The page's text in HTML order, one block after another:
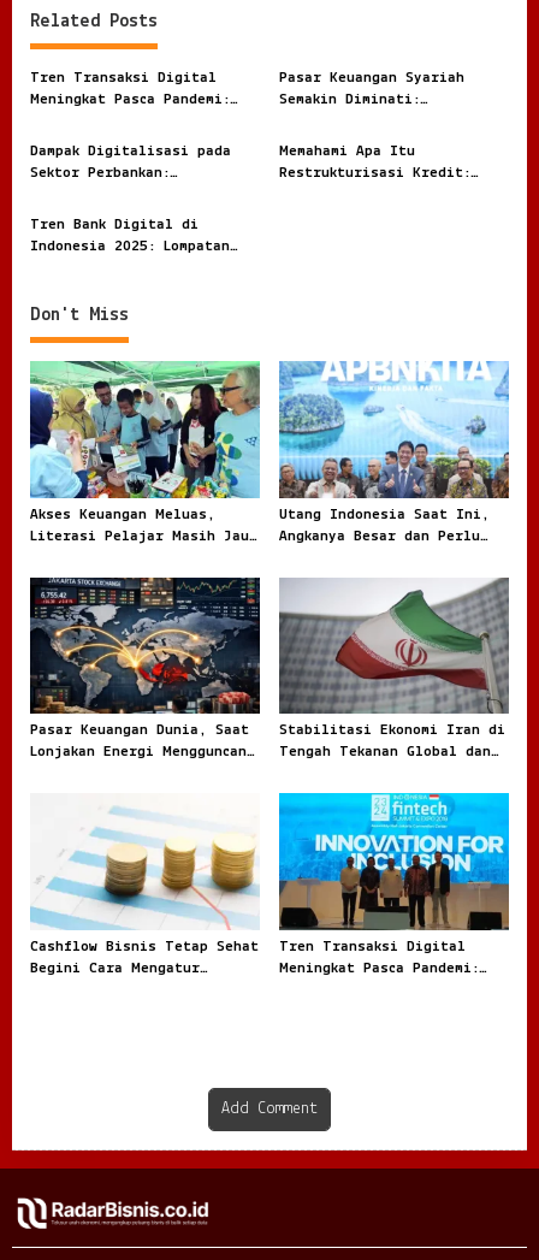
n
a
v
g
a
t
i
n
Related Posts
Tren Transaksi Digital
Meningkat Pasca Pandemi:
Modern
Pasar Keuangan Syariah
Semakin Diminati:
Finansial Modern
Dampak Digitalisasi pada
Sektor Perbankan:
Keuangan Indonesia
Memahami Apa Itu
Restrukturisasi Kredit:
Tren Bank Digital di
Indonesia 2025: Lompatan
Don't Miss
Akses Keuangan Meluas,
Literasi Pelajar Masih Jauh
Utang Indonesia Saat Ini,
Angkanya Besar dan Perlu
Pasar Keuangan Dunia, Saat
Lonjakan Energi Mengguncang
Stabilitasi Ekonomi Iran di
Tengah Tekanan Global dan
Cashflow Bisnis Tetap Sehat
Begini Cara Mengatur
Tren Transaksi Digital
Meningkat Pasca Pandemi:
Add Comment